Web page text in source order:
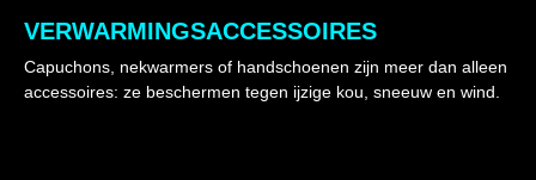
VERWARMINGSACCESSOIRES
Capuchons, nekwarmers of handschoenen zijn meer dan alleen
accessoires: ze beschermen tegen ijzige kou, sneeuw en wind.